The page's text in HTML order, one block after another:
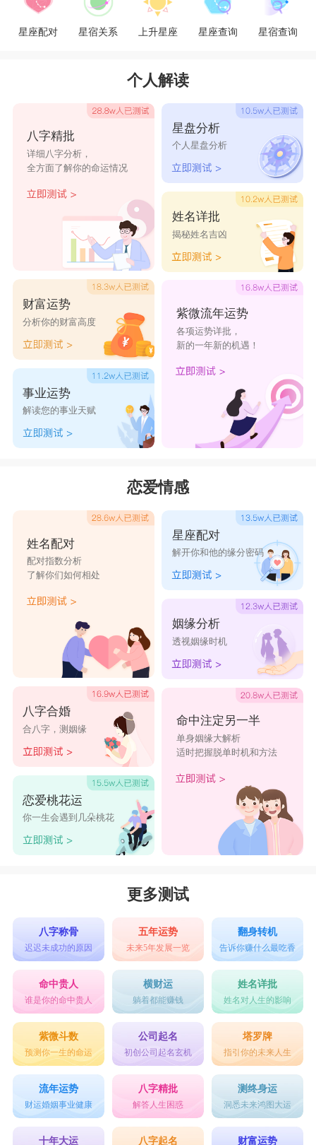
就不愿意再对你浪费时间和精力。但也正因为他们
分手之后的决然和干净利落，让他们既不会找你麻
星座乐原创文章，转载需注明出处
星座配对 星宿关系 上升星座 星座查询 星宿查询
个人解读
八字精批
详细八字分析，
全方面了解你的命运情况
财富运势
分析你的财富高度
事业运势
解读您的事业天赋
星盘分析
个人星盘分析
姓名详批
揭秘姓名吉凶
紫微流年运势
各项运势详批，
新的一年新的机遇！
恋爱情感
姓名配对
配对指数分析
了解你们如何相处
八字合婚
合八字，测姻缘
恋爱桃花运
你一生会遇到几朵桃花
星座配对
解开你和他的缘分密码
姻缘分析
透视姻缘时机
命中注定另一半
单身姻缘大解析
适时把握脱单时机和方法
更多测试
八字称骨
迟迟未成功的原因
五年运势
未来5年发展一览
翻身转机
告诉你赚什么最吃香
命中贵人
谁是你的命中贵人
横财运
躺着都能赚钱
姓名详批
姓名对人生的影响
紫微斗数
预测你一生的命运
公司起名
初创公司起名玄机
塔罗牌
指引你的未来人生
流年运势
财运婚姻事业健康
八字精批
解答人生困惑
测终身运
洞悉未来鸿图大运
十年大运 八字起名 财富运势